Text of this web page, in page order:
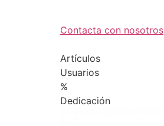
Contacta con nosotros
Artículos
Usuarios
%
Dedicación